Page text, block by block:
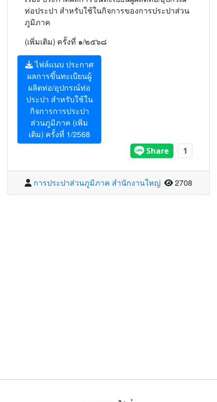
ท่อประปา สำหรับใช้ในกิจการของการประปาส่วน
ภูมิภาค
(เพิ่มเติม) ครั้งที่ ๑/๒๕๖๘
ไฟล์แนบ ประกาศ
ผลการขึ้นทะเบียนผู้
ผลิตท่อ/อุปกรณ์ท่อ
ประปา สำหรับใช้ใน
กิจการการประปา
ส่วนภูมิภาค (เพิ่ม
เติม) ครั้งที่ 1/2568
การประปาส่วนภูมิภาค สำนักงานใหญ่ จำนวนผู้อ่าน
2708